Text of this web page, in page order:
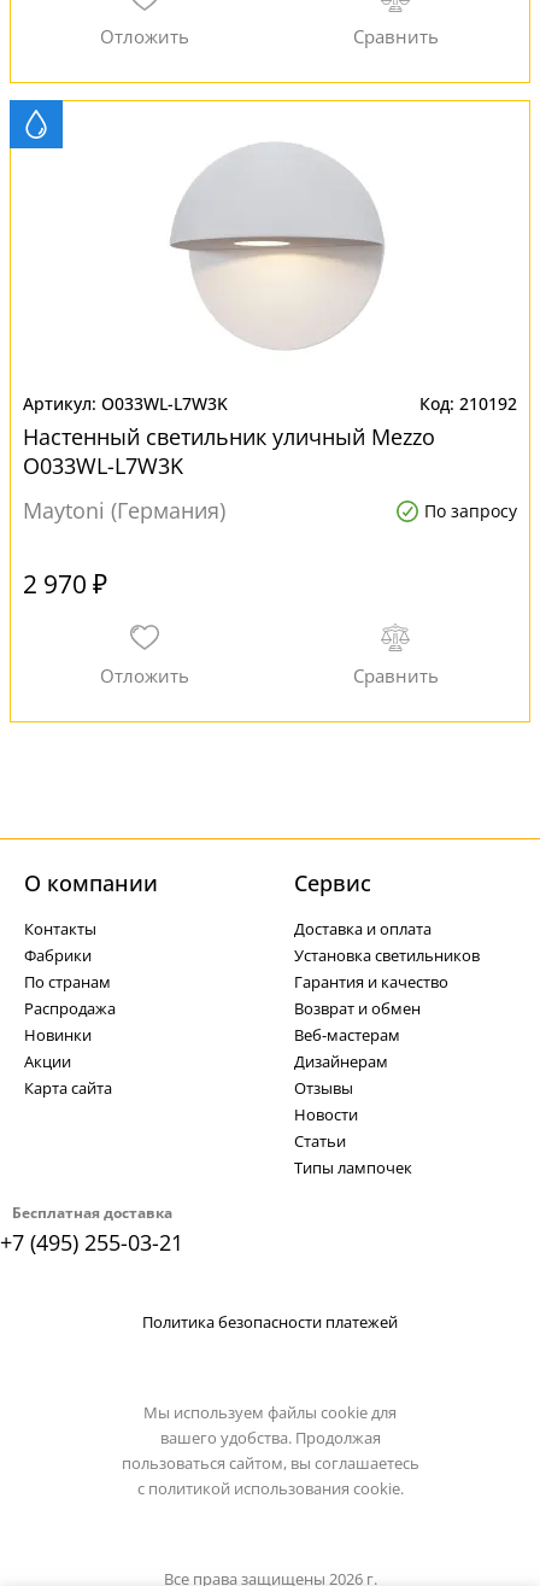
O033WL-L7W3K 210192
Настенный светильник уличный Mezzo
O033WL-L7W3K
Maytoni (Германия)
По запросу
2 970 ₽
Бесплатная доставка
+7 (495) 255-03-21
О компании
Контакты
Фабрики
По странам
Распродажа
Новинки
Акции
Карта сайта
Cервис
Доставка и оплата
Установка светильников
Гарантия и качество
Возврат и обмен
Веб-мастерам
Дизайнерам
Отзывы
Новости
Статьи
Типы лампочек
Политика безопасности платежей
Мы используем файлы cookie для
вашего удобства. Продолжая
пользоваться сайтом, вы соглашаетесь
с политикой использования cookie.
Все права защищены 2026 г.